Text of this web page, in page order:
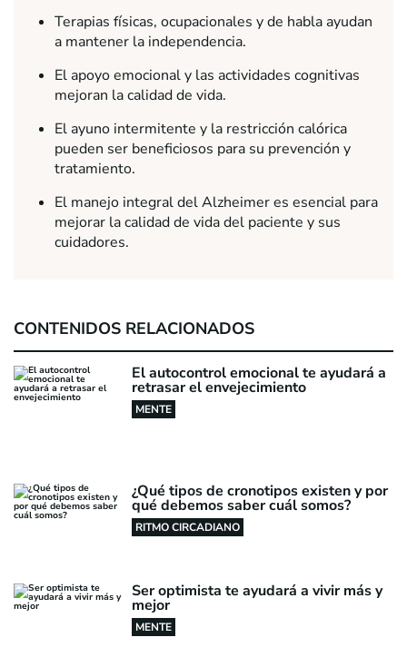
Terapias físicas, ocupacionales y de habla ayudan
a mantener la independencia.
El apoyo emocional y las actividades cognitivas
mejoran la calidad de vida.
El ayuno intermitente y la restricción calórica
pueden ser beneficiosos para su prevención y
tratamiento.
El manejo integral del Alzheimer es esencial para
mejorar la calidad de vida del paciente y sus
cuidadores.
CONTENIDOS RELACIONADOS
El autocontrol emocional te ayudará a
retrasar el envejecimiento
MENTE
¿Qué tipos de cronotipos existen y por
qué debemos saber cuál somos?
RITMO CIRCADIANO
Ser optimista te ayudará a vivir más y
mejor
MENTE